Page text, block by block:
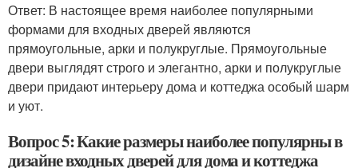
Ответ: В настоящее время наиболее популярными
формами для входных дверей являются
прямоугольные, арки и полукруглые. Прямоугольные
двери выглядят строго и элегантно, арки и полукруглые
двери придают интерьеру дома и коттеджа особый шарм
и уют.
Вопрос 5: Какие размеры наиболее популярны в
дизайне входных дверей для дома и коттеджа